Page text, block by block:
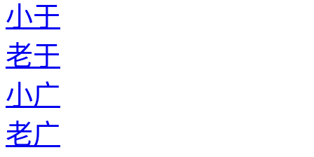
小于
老于
小广
老广